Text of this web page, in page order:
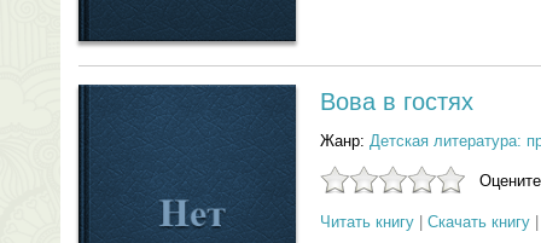
Вова в гостях
Жанр: Детская литература:
Читать книгу Скачать книгу